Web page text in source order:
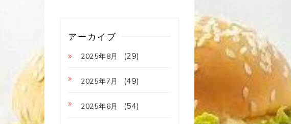
アーカイブ
2025年8月 (29)
2025年7月 (49)
2025年6月 (54)